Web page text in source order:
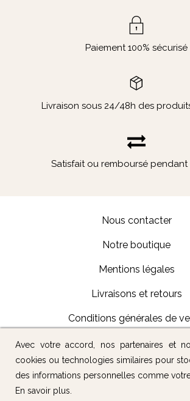
Paiement 100% sécurisé
Livraison sous 24/48h des
Satisfait ou remboursé pendant
Nous contacter
Notre boutique
Mentions légales
Livraisons et retours
Conditions générales de
Suivez-nous :
Avec votre accord, nos partenaires et
cookies ou technologies similaires pour
des informations personnelles comme
En savoir plus